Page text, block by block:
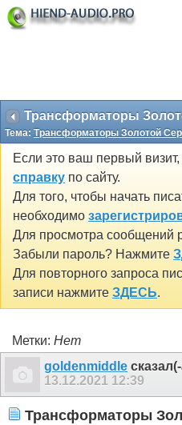
Трансформаторы
Тема: Трансформаторы Золотой
Если это ваш первый
справку по сайту.
Для того, чтобы начать
необходимо
Для просмотра сообщений
Забыли пароль? Нажмите
Для повторного запроса
записи нажмите ЗДЕСЬ.
Метки: Нет
goldenmiddle
13.12.2021 12:39
Трансформаторы